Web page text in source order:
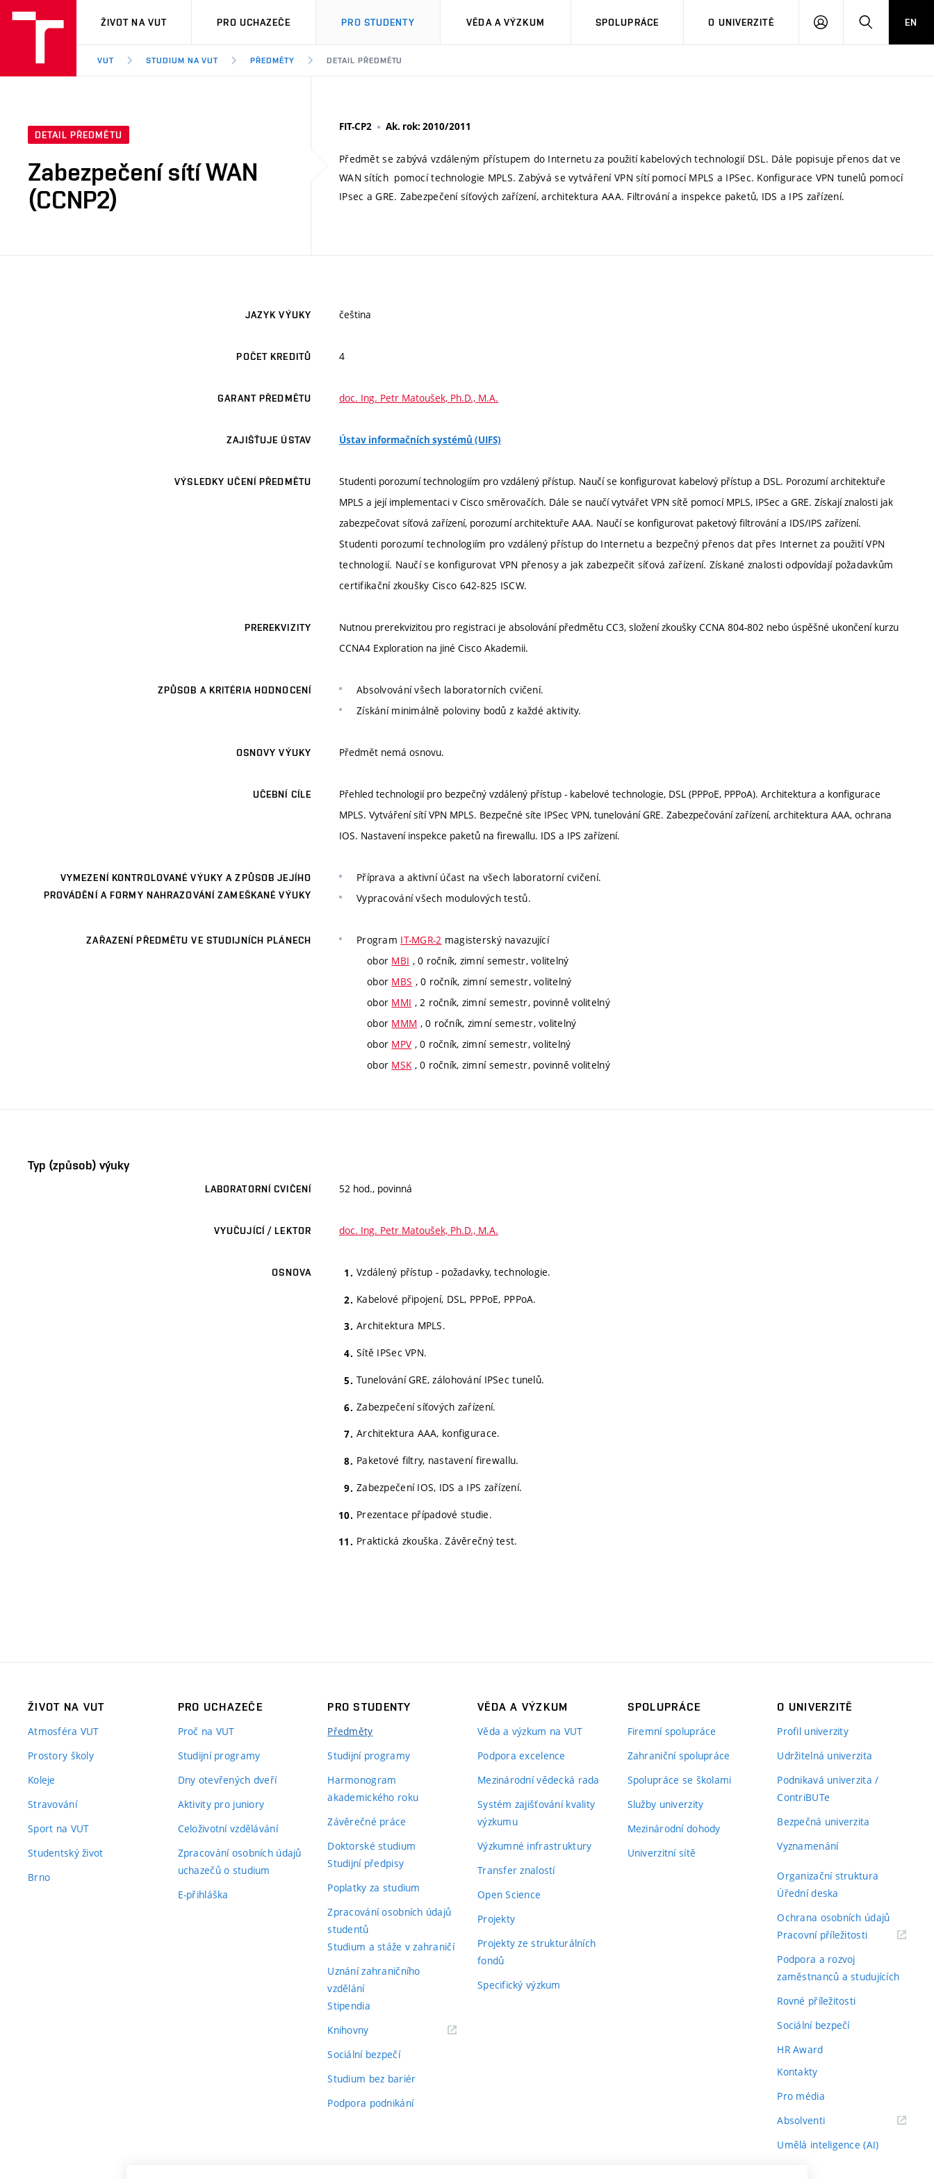
VUT
ŽIVOT NA VUT PRO UCHAZEČE PRO STUDENTY VĚDA A VÝZKUM SPOLUPRÁCE O UNIVERZITĚ
PŘIHLÁSIT HLEDATEN
VUT STUDIUM NA VUT PŘEDMĚTY DETAIL PŘEDMĚTU
DETAIL PŘEDMĚTU
Zabezpečení sítí WAN
(CCNP2)
FIT-CP2 Ak. rok: 2010/2011
Předmět se zabývá vzdáleným přístupem do Internetu za použití kabelových technologií DSL. Dále popisuje přenos dat ve
WAN sítích pomocí technologie MPLS. Zabývá se vytváření VPN sítí pomocí MPLS a IPSec. Konfigurace VPN tunelů pomocí
IPsec a GRE. Zabezpečení síťových zařízení, architektura AAA. Filtrování a inspekce paketů, IDS a IPS zařízení.
JAZYK VÝUKY čeština
POČET KREDITŮ 4
GARANT PŘEDMĚTU doc. Ing. Petr Matoušek, Ph.D., M.A.
ZAJIŠŤUJE ÚSTAV Ústav informačních systémů (UIFS)
VÝSLEDKY UČENÍ PŘEDMĚTU
Studenti porozumí technologiím pro vzdálený přístup. Naučí se konfigurovat kabelový přístup a DSL. Porozumí architektuře
MPLS a její implementaci v Cisco směrovačích. Dále se naučí vytvářet VPN sítě pomocí MPLS, IPSec a GRE. Získají znalosti jak
zabezpečovat síťová zařízení, porozumí architektuře AAA. Naučí se konfigurovat paketový filtrování a IDS/IPS zařízení.
Studenti porozumí technologiím pro vzdálený přístup do Internetu a bezpečný přenos dat přes Internet za použití VPN
technologií. Naučí se konfigurovat VPN přenosy a jak zabezpečit síťová zařízení. Získané znalosti odpovídají požadavkům
certifikační zkoušky Cisco 642-825 ISCW.
PREREKVIZITY
Nutnou prerekvizitou pro registraci je absolování předmětu CC3, složení zkoušky CCNA 804-802 nebo úspěšné ukončení kurzu
CCNA4 Exploration na jiné Cisco Akademii.
ZPŮSOB A KRITÉRIA HODNOCENÍ
Absolvování všech laboratorních cvičení.
Získání minimálně poloviny bodů z každé aktivity.
OSNOVY VÝUKY Předmět nemá osnovu.
UČEBNÍ CÍLE
Přehled technologií pro bezpečný vzdálený přístup - kabelové technologie, DSL (PPPoE, PPPoA). Architektura a konfigurace
MPLS. Vytváření sítí VPN MPLS. Bezpečné síte IPSec VPN, tunelování GRE. Zabezpečování zařízení, architektura AAA, ochrana
IOS. Nastavení inspekce paketů na firewallu. IDS a IPS zařízení.
VYMEZENÍ KONTROLOVANÉ VÝUKY A ZPŮSOB JEJÍHO
PROVÁDĚNÍ A FORMY NAHRAZOVÁNÍ ZAMEŠKANÉ VÝUKY
Příprava a aktivní účast na všech laboratorní cvičení.
Vypracování všech modulových testů.
ZAŘAZENÍ PŘEDMĚTU VE STUDIJNÍCH PLÁNECH Program IT-MGR-2 magisterský navazující
obor MBI , 0 ročník, zimní semestr, volitelný
obor MBS , 0 ročník, zimní semestr, volitelný
obor MMI , 2 ročník, zimní semestr, povinně volitelný
obor MMM , 0 ročník, zimní semestr, volitelný
obor MPV , 0 ročník, zimní semestr, volitelný
obor MSK, 0 ročník, zimní semestr, povinně volitelný
Typ (způsob) výuky
LABORATORNÍ CVIČENÍ 52 hod., povinná
VYUČUJÍCÍ / LEKTOR doc. Ing. Petr Matoušek, Ph.D., M.A.
OSNOVA Vzdálený přístup - požadavky, technologie.
Kabelové připojení, DSL, PPPoE, PPPoA.
Architektura MPLS.
Sítě IPSec VPN.
Tunelování GRE, zálohování IPSec tunelů.
Zabezpečení síťových zařízení.
Architektura AAA, konfigurace.
Paketové filtry, nastavení firewallu.
Zabezpečení IOS, IDS a IPS zařízení.
Prezentace případové studie.
Praktická zkouška. Závěrečný test.
ŽIVOT NA VUT
Atmosféra VUT
Prostory školy
Koleje
Stravování
Sport na VUT
Studentský život
Brno
PRO UCHAZEČE
Proč na VUT
Studijní programy
Dny otevřených dveří
Aktivity pro juniory
Celoživotní vzdělávání
Zpracování osobních údajů
uchazečů o studium
E-přihláška
PRO STUDENTY
Předměty
Studijní programy
Harmonogram
akademického roku
Závěrečné práce
Doktorské studium
Studijní předpisy
Poplatky za studium
Zpracování osobních údajů
studentů
Studium a stáže v zahraničí
Uznání zahraničního
vzdělání
Stipendia
Knihovny(externí
Sociální bezpečí
Studium bez bariér
Podpora podnikání
VĚDA A VÝZKUM
Věda a výzkum na VUT
Podpora excelence
Mezinárodní vědecká rada
Systém zajišťování kvality
výzkumu
Výzkumné infrastruktury
Transfer znalostí
Open Science
Projekty
Projekty ze strukturálních
fondů
Specifický výzkum
SPOLUPRÁCE
Firemní spolupráce
Zahraniční spolupráce
Spolupráce se školami
Služby univerzity
Mezinárodní dohody
Univerzitní sítě
O UNIVERZITĚ
Profil univerzity
Udržitelná univerzita
Podnikavá univerzita /
ContriBUTe
Bezpečná univerzita
Vyznamenání
Organizační struktura
Úřední deska
Ochrana osobních údajů
Pracovní příležitosti(externí
Podpora a rozvoj
zaměstnanců a studujících
Rovné příležitosti
Sociální bezpečí
HR Award
Kontakty
Pro média
Absolventi(externí
Umělá inteligence (AI)